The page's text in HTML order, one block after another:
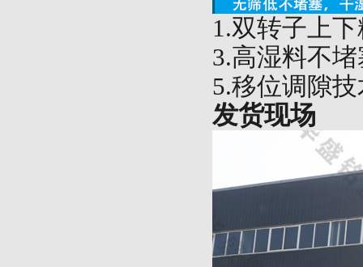
1.双转子上
3.高湿料不
5.移位调隙
发货现场